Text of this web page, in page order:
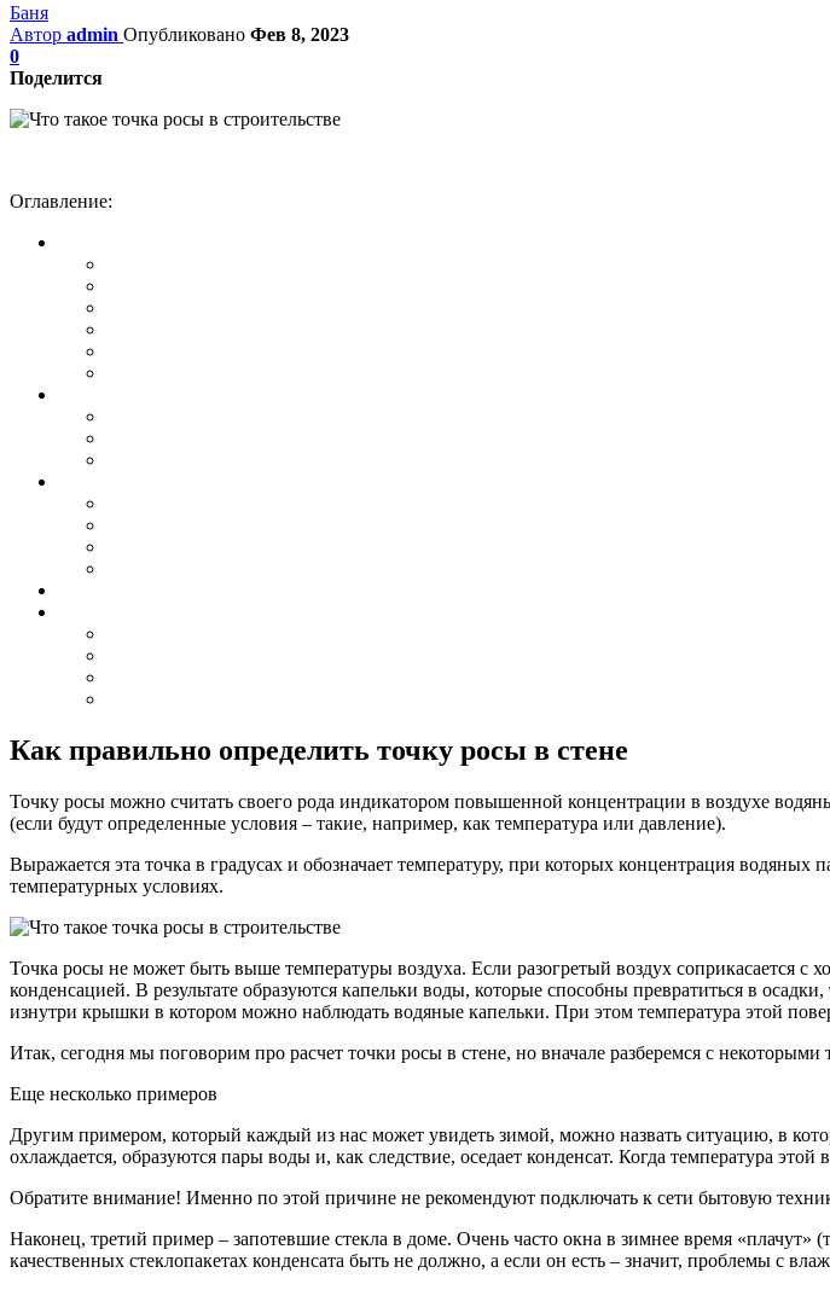
Баня
Автор admin Опубликовано Фев 8, 2023
0
Поделится
Оглавление:
Как правильно определить точку росы в стене
Точку росы можно считать своего рода индикатором повышенной концентрации в воздухе
(если будут определенные условия – такие, например, как температура или давление).
Выражается эта точка в градусах и обозначает температуру, при которых концентрация
температурных условиях.
Точка росы не может быть выше температуры воздуха. Если разогретый воздух соприкасается
конденсацией. В результате образуются капельки воды, которые способны превратиться в
изнутри крышки в котором можно наблюдать водяные капельки. При этом температура этой
Итак, сегодня мы поговорим про расчет точки росы в стене, но вначале разберемся с некоторыми
Еще несколько примеров
Другим примером, который каждый из нас может увидеть зимой, можно назвать ситуацию, в
охлаждается, образуются пары воды и, как следствие, оседает конденсат. Когда температура
Обратите внимание! Именно по этой причине не рекомендуют подключать к сети бытовую
Наконец, третий пример – запотевшие стекла в доме. Очень часто окна в зимнее время «плачут»
качественных стеклопакетах конденсата быть не должно, а если он есть – значит, проблемы с